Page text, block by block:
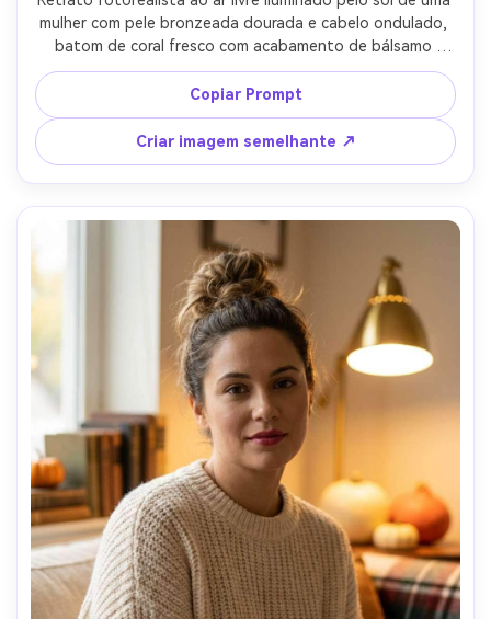
mulher com pele bronzeada dourada e cabelo ondulado,
batom de coral fresco com acabamento de bálsamo
brilhante, maquiagem mínima e sardas beijadas pelo sol,
usando uma camisa de linho, dunas de praia suavemente
borradas atrás, retroiluminação de hora dourada, tirado
em Canon R5 70mm f/2.8, enquadramento de close-up,
classificação quente e vibrante, textura natural da pele-
AR 4:5
Copiar Prompt
Criar imagem semelhante ↗